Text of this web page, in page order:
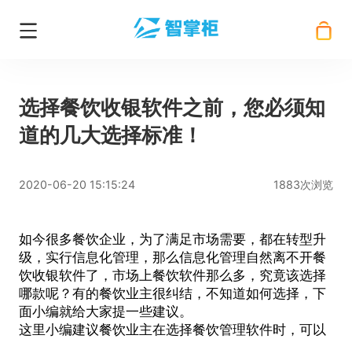
选择餐饮收银软件之前，您必须知
道的几大选择标准！
2020-06-20 15:15:24 1883次浏览
如今很多餐饮企业，为了满足市场需要，都在转型升
级，实行信息化管理，那么信息化管理自然离不开餐
饮收银软件了，市场上餐饮软件那么多，究竟该选择
哪款呢？有的餐饮业主很纠结，不知道如何选择，下
面小编就给大家提一些建议。
这里小编建议餐饮业主在选择餐饮管理软件时，可以